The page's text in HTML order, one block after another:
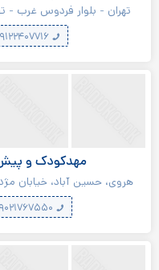
تهران - بلوار فردوس غرب -
۰۹۱۲۲۴۰۷۷۱۶
مهدکودک و